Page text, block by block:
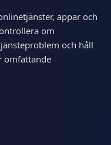
appar och
om
och håll
omfattande